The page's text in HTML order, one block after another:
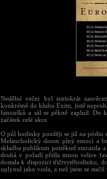
Nedělní večer byl tentokrát
konkrétně do klubu Exitu, jistě
fanoušků a sál se pěkně zaplnil. Do
začátek celé akce.
O půl hodinky později se již na pódiu
Melancholický doom plný emocí a
skladba publikum poněkud zmrazila
druhá v pořadí přišla mnou velice
dostala k dispozici třičtvrtěhodinku,
uplynul jako voda, a než jsem se